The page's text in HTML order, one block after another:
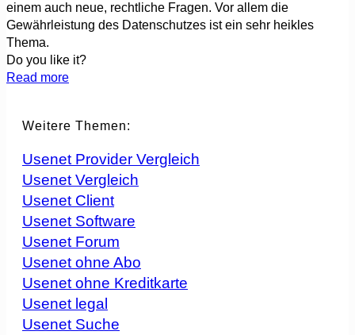
einem auch neue, rechtliche Fragen. Vor allem die
Gewährleistung des Datenschutzes ist ein sehr heikles
Thema.
Do you like it?
Read more
Weitere Themen:
Usenet Provider Vergleich
Usenet Vergleich
Usenet Client
Usenet Software
Usenet Forum
Usenet ohne Abo
Usenet ohne Kreditkarte
Usenet legal
Usenet Suche